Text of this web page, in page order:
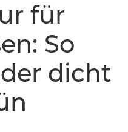
für
So
dicht